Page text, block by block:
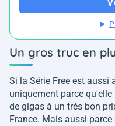
Un gros truc en
Si la Série Free est aussi
uniquement parce
de gigas à un très bon
France. Mais aussi